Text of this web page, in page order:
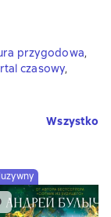
przygodowa,
czasowy,
Wszystko